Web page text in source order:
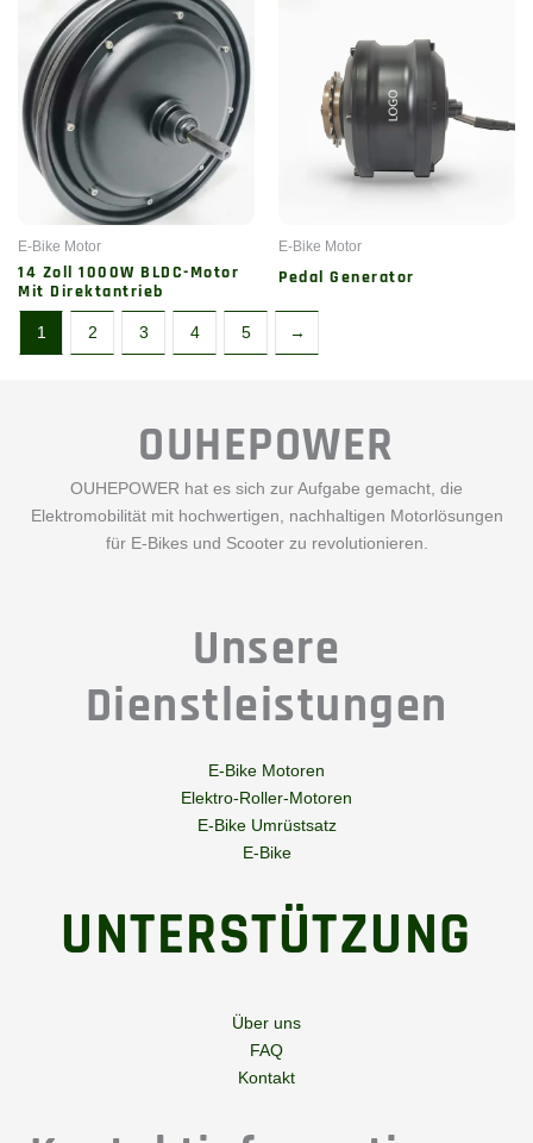
E-Bike Motor
14 Zoll 1000W BLDC-Motor
Mit Direktantrieb
E-Bike Motor
Pedal Generator
1 2 3 4 5 →
OUHEPOWER
OUHEPOWER hat es sich zur Aufgabe gemacht, die
Elektromobilität mit hochwertigen, nachhaltigen Motorlösungen
für E-Bikes und Scooter zu revolutionieren.
Unsere
Dienstleistungen
E-Bike Motoren
Elektro-Roller-Motoren
E-Bike Umrüstsatz
E-Bike
UNTERSTÜTZUNG
Über uns
FAQ
Kontakt